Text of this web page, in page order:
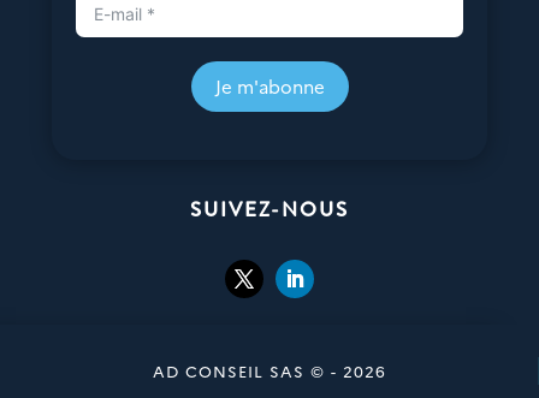
Je m'abonne
SUIVEZ-NOUS
AD CONSEIL SAS © - 2026